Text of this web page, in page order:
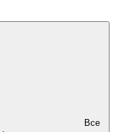
Все